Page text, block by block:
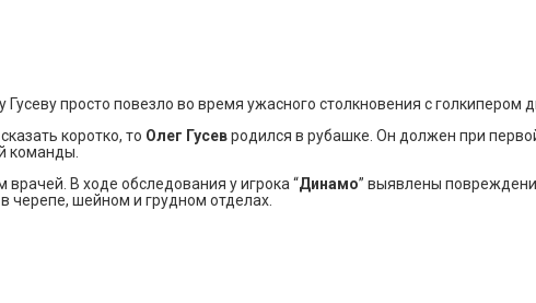
просто повезло во время ужасного столкновения с голкипером
коротко, то Олег Гусевродился в рубашке. Он должен при
команды.
врачей. В ходе обследования у игрока “Динамо” выявлены
черепе, шейном и грудном отделах.